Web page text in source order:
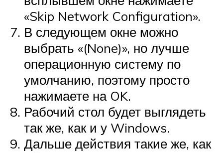
«Skip Network Configuration».
В следующем окне можно
выбрать «(None)», но лучше
операционную систему по
умолчанию, поэтому просто
нажимаете на OK.
Рабочий стол будет выглядеть
так же, как и у Windows.
Дальше действия такие же, как